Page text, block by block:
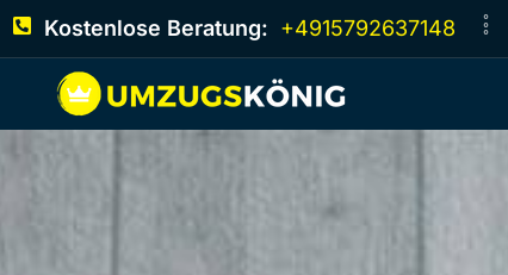
Kostenlose Beratung: +4915792637148